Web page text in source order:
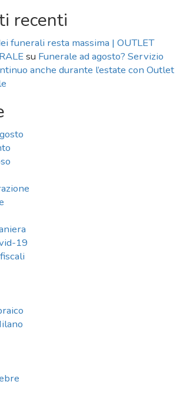
recenti
funerali resta massima | OUTLET
su Funerale ad agosto? Servizio
anche durante l’estate con Outlet
19